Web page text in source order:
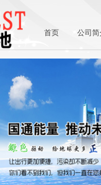
首页 公司简